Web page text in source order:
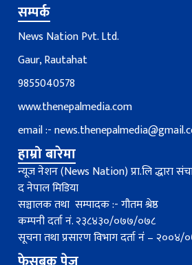
सम्पर्क
News Nation Pvt. Ltd.
Gaur, Rautahat
9855040578
www.thenepalmedia.com
email :-
हाम्रो बारेमा
न्यूज नेशन (News Nation) प्रा.लि द्धारा
द नेपाल मिडिया
सञ्चालक तथा सम्पादक :- गौतम श्रेष्ठ
कम्पनी दर्ता नं. २३८४३०/०७७/०७८
सूचना तथा प्रसारण विभाग दर्ता नंं –